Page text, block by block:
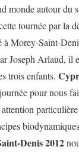
monde autour
tournée par la
Morey-Saint-
Joseph Arlaud, il
trois enfants.
pour nous
Denis 2012